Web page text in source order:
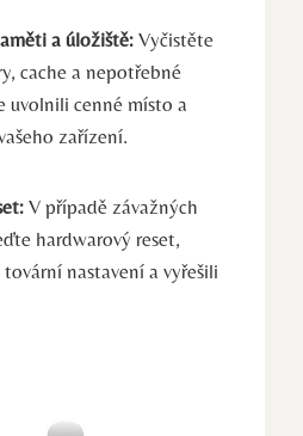
a úložiště: Vyčistěte
cache a nepotřebné
uvolnili cenné místo a
zařízení.
V případě závažných
hardwarový reset,
nastavení a vyřešili